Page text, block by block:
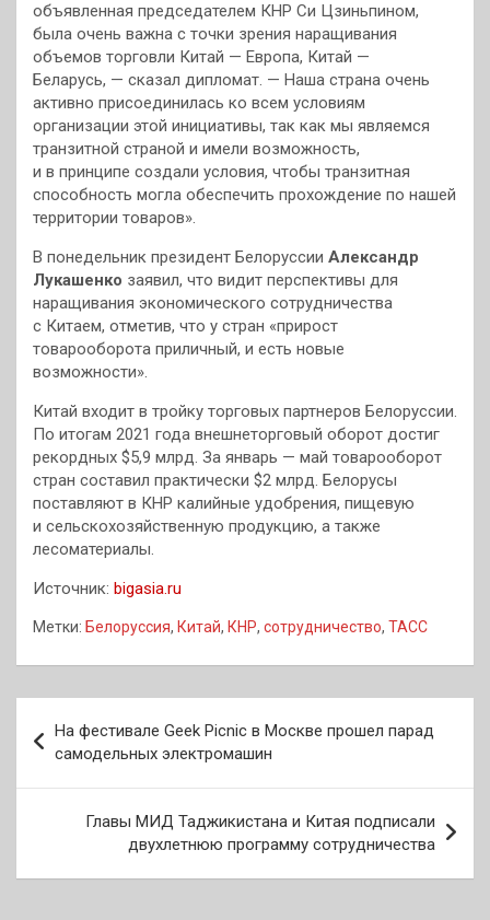
объявленная председателем КНР Си Цзиньпином,
была очень важна с точки зрения наращивания
объемов торговли Китай — Европа, Китай —
Беларусь, — сказал дипломат. — Наша страна очень
активно присоединилась ко всем условиям
организации этой инициативы, так как мы являемся
транзитной страной и имели возможность,
и в принципе создали условия, чтобы транзитная
способность могла обеспечить прохождение по нашей
территории товаров».
В понедельник президент Белоруссии Александр
Лукашенко заявил, что видит перспективы для
наращивания экономического сотрудничества
с Китаем, отметив, что у стран «прирост
товарооборота приличный, и есть новые
возможности».
Китай входит в тройку торговых партнеров Белоруссии.
По итогам 2021 года внешнеторговый оборот достиг
рекордных $5,9 млрд. За январь — май товарооборот
стран составил практически $2 млрд. Белорусы
поставляют в КНР калийные удобрения, пищевую
и сельскохозяйственную продукцию, а также
лесоматериалы.
Источник: bigasia.ru
Метки: Белоруссия, Китай, КНР, сотрудничество, ТАСС
по
записям
На фестивале Geek Picnic в Москве прошел парад
самодельных электромашин
Главы МИД Таджикистана и Китая подписали
двухлетнюю программу сотрудничества